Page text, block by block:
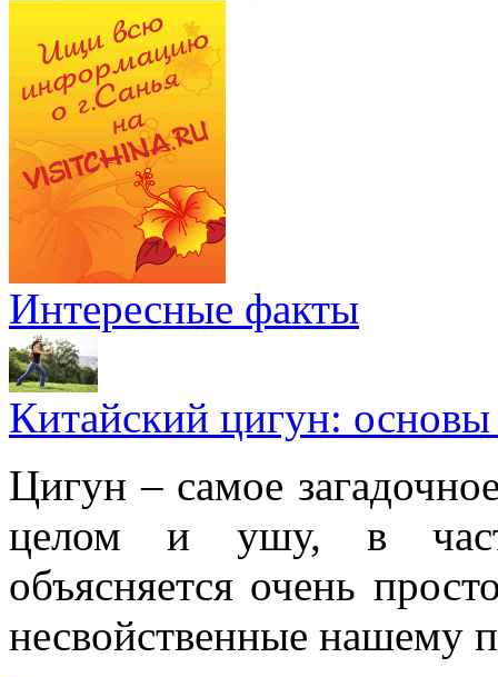
Интересные факты
Китайский цигун:
Цигун – самое
целом и ушу, в
объясняется очень
несвойственные нашему